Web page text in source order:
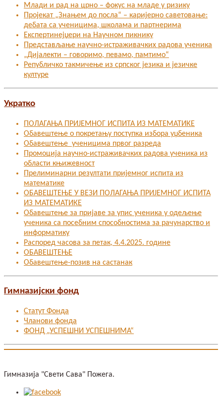
Млади и рад на црно – фокус на младе у ризику
Пројекат „Знањем до посла“ – каријерно саветовање:
дебата са ученицима, школама и партнерима
Експертинејџери на Научном пикнику
Представљање научно-истраживачких радова ученика
„Дијалекти – говоримо, певамо, памтимо“
Републичко такмичење из српског језика и језичке
културе
Укратко
ПОЛАГАЊА ПРИЈЕМНОГ ИСПИТА ИЗ МАТЕМАТИКЕ
Обавештење о покретању поступка избора уџбеника
Обавештење ученицима првог разреда
Промоција научно-истраживачких радова ученика из
области књижевност
Прелиминарни резултати пријемног испита из
математике
ОБАВЕШТЕЊЕ У ВЕЗИ ПОЛАГАЊА ПРИЈЕМНОГ ИСПИТА
ИЗ МАТЕМАТИКЕ
Oбавештење за пријаве за упис ученика у одељење
ученика са посебним способностима за рачунарство и
информатику
Распоред часова за петак, 4.4.2025. године
ОБАВЕШТЕЊЕ
Обавештење-позив на састанак
Гимназијски фонд
Статут Фонда
Чланови фонда
ФОНД „УСПЕШНИ УСПЕШНИМА“
Гимназија "Свети Сава" Пожега.